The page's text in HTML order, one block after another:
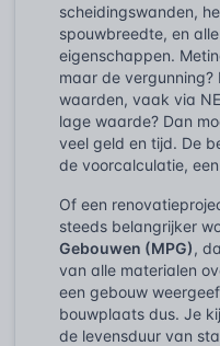
scheidingswanden,
spouwbreedte, en
eigenschappen.
maar de
waarden, vaak via
lage waarde? Dan
veel geld en tijd. De
de voorcalculatie,
Of een
steeds belangrijker
Gebouwen (MPG),
van alle materialen
een gebouw
bouwplaats dus. Je
de levensduur van